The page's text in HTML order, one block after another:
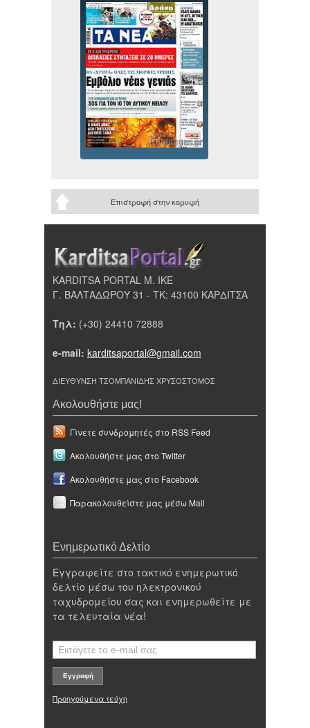
Επιστροφή στην κορυφή
KARDITSA PORTAL Μ. ΙΚΕ
Γ. ΒΑΛΤΑΔΩΡΟΥ 31 - ΤΚ: 43100 ΚΑΡΔΙΤΣΑ
Τηλ: (+30) 24410 72888
e-mail: karditsaportal@gmail.com
ΔΙΕΥΘΥΝΣΗ ΤΣΟΜΠΑΝΙΔΗΣ ΧΡΥΣΟΣΤΟΜΟΣ
Ακολουθήστε μας!
Γίνετε συνδρομητές στο RSS Feed
Ακολουθήστε μας στο Twitter
Ακολουθήστε μας στο Facebook
Παρακολουθείστε μας μέσω Mail
Ενημερωτικό Δελτίο
Εγγραφείτε στο τακτικό ενημερωτικό
δελτίο μέσω του ηλεκτρονικού
ταχυδρομείου σας και ενημερωθείτε με
τα τελευταία νέα!
Προηγούμενα τεύχη